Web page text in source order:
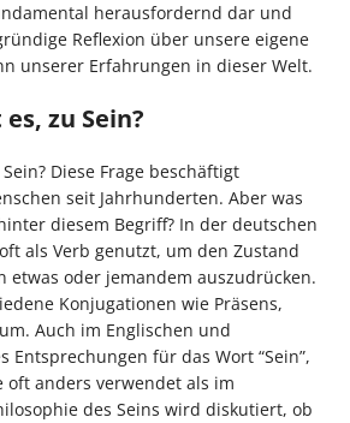
herausfordernd dar und
Reflexion über unsere eigene
unserer Erfahrungen in dieser Welt.
zu Sein?
Diese Frage beschäftigt
seit Jahrhunderten. Aber was
diesem Begriff? In der deutschen
als Verb genutzt, um den Zustand
etwas oder jemandem auszudrücken.
Konjugationen wie Präsens,
Auch im Englischen und
Entsprechungen für das Wort “Sein”,
oft anders verwendet als im
des Seins wird diskutiert, ob